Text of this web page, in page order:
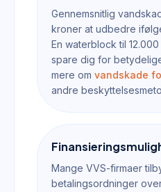
Gennemsnitlig
kroner at udbedre
En waterblock til
spare dig for
mere om vandskade
andre
Mange VVS-firmaer
betalingsordninger